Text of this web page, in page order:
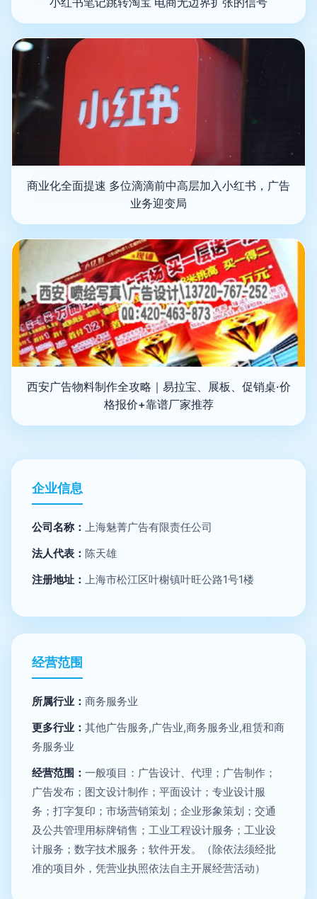
商业化全面提速 多位滴滴前中高层加入小红书，广告
业务迎变局
西安广告物料制作全攻略｜易拉宝、展板、促销桌·价
格报价+靠谱厂家推荐
企业信息
公司名称： 上海魅菁广告有限责任公司
法人代表： 陈天雄
注册地址： 上海市松江区叶榭镇叶旺公路1号1楼
经营范围
所属行业： 商务服务业
更多行业： 其他广告服务,广告业,商务服务业,租赁和商
务服务业
经营范围： 一般项目：广告设计、代理；广告制作；
广告发布；图文设计制作；平面设计；专业设计服
务；打字复印；市场营销策划；企业形象策划；交通
及公共管理用标牌销售；工业工程设计服务；工业设
计服务；数字技术服务；软件开发。（除依法须经批
准的项目外，凭营业执照依法自主开展经营活动）